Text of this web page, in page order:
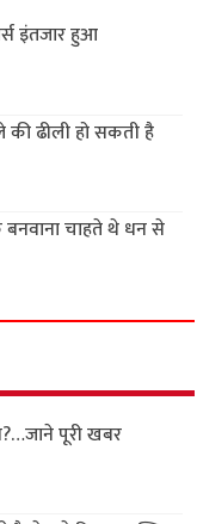
इंतजार हुआ
ढीली हो सकती है
चाहते थे धन से
पूरी खबर